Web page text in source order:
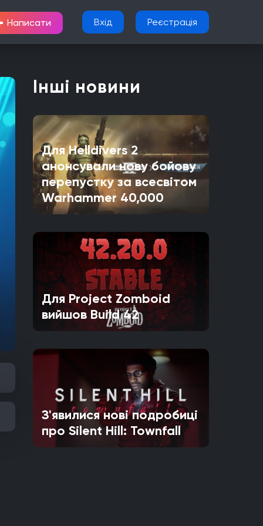
Написати Вхід Реєстрація
Інші новини
Для Helldivers 2
анонсували нову бойову
перепустку за всесвітом
Warhammer 40,000
Для Project Zomboid
вийшов Build 42
З'явилися нові подробиці
про Silent Hill: Townfall